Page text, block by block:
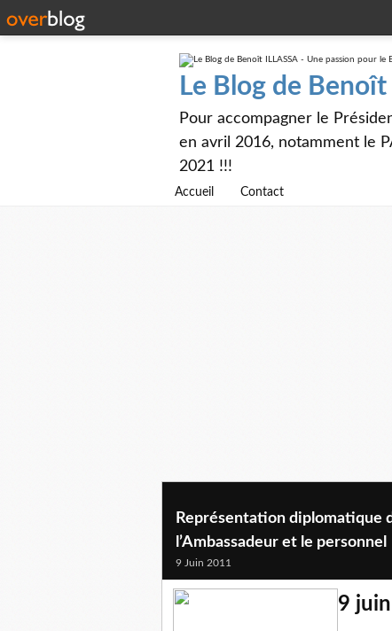
Le Blog de
Pour accompagner le
en avril 2016, notamment le
2021 !!!
Accueil Contact
Représentation diplomatique
l’Ambassadeur et le personnel
9 Juin 2011
9